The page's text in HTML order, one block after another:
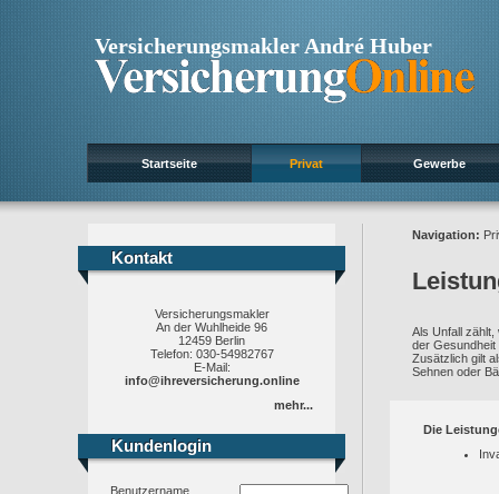
Versicherungsmakler André Huber
Startseite Privat Gewerbe
Kontakt
Kontakt
Versicherungsmakler
An der Wuhlheide 96
12459 Berlin
Telefon: 030-54982767
E-Mail:
info@ihreversicherung.online
mehr...
Kundenlogin
Kundenlogin
Benutzername
Navigation:
Als Unfall
der Gesundheit
Zusätzlich gilt
Sehnen oder
Die